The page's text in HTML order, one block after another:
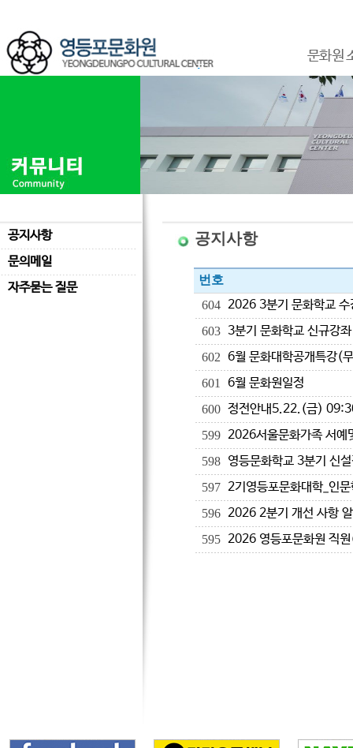
문화원
공지사항
문의메일
자주묻는 질문
공지사항
번호
604 2026 3분기 문화학교
603 3분기 문화학교 신규강좌
602 6월 문화대학공개특강(
601 6월 문화원일정
600 정전안내5.22.(금)
599 2026서울문화가족 서예
598 영등문화학교 3분기 신
597 2기영등포문화대학_인
596 2026 2분기 개선 사항
595 2026 영등포문화원 직